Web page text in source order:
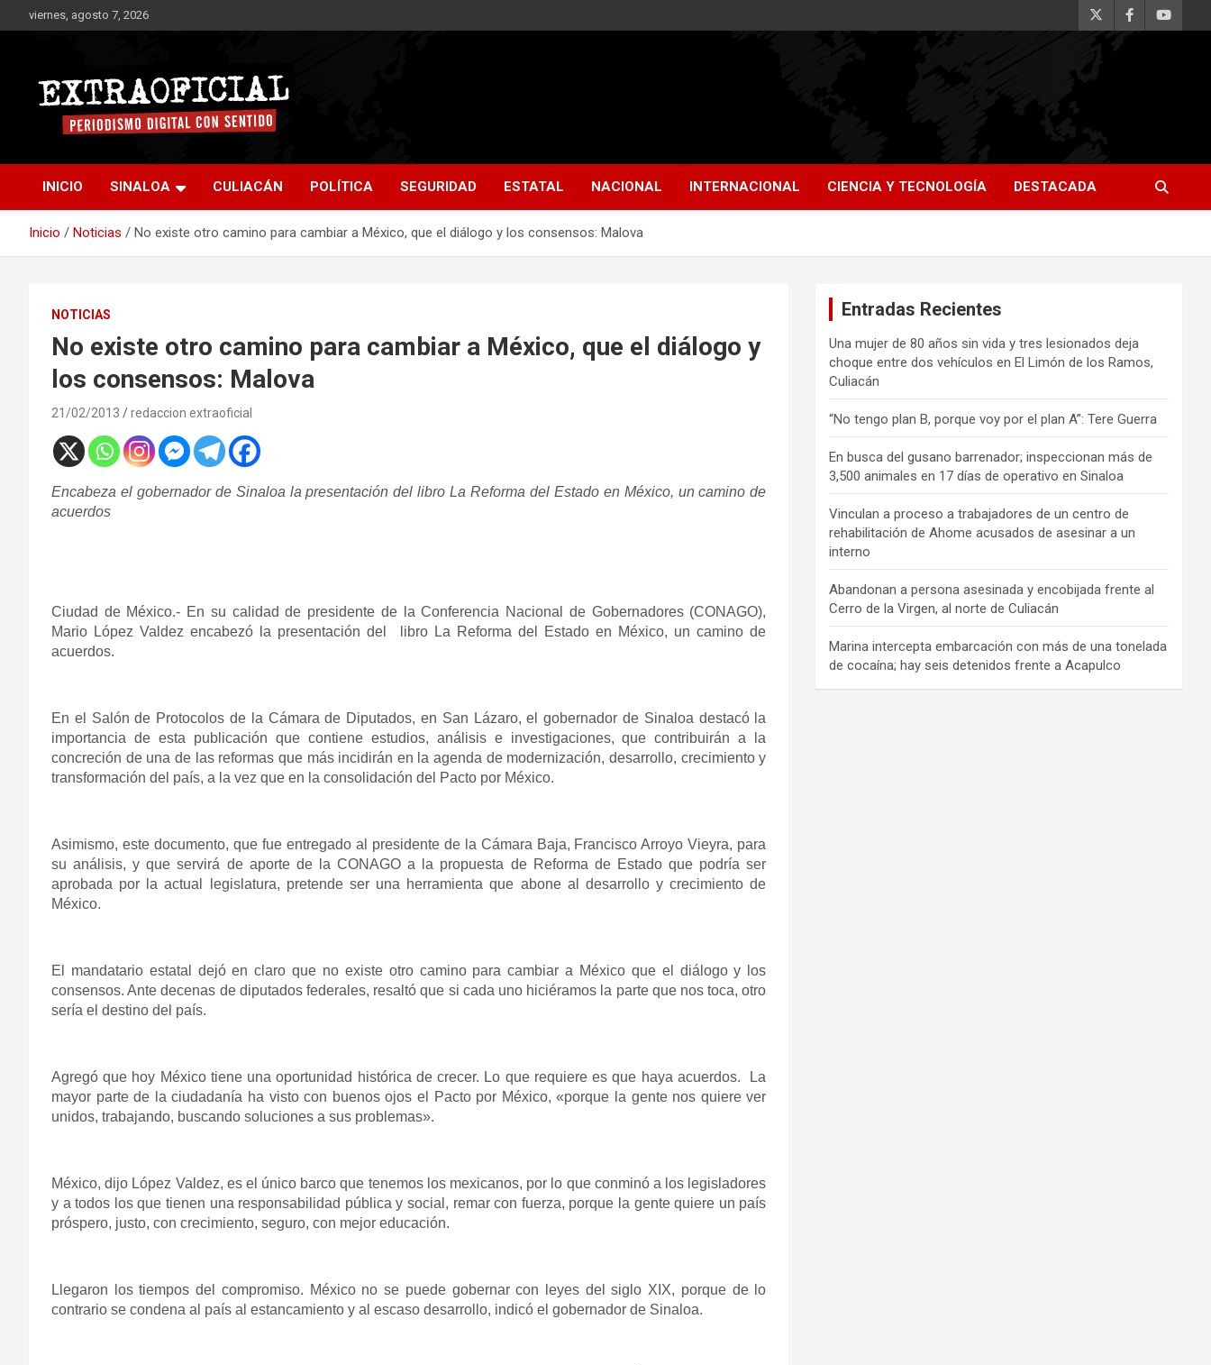
al
viernes, agosto 7, 2026
Extraoficial
INICIO SINALOA CULIACÁN POLÍTICA SEGURIDAD ESTATAL NACIONAL INTERNACIONAL CIENCIA Y TECNOLOGÍA DESTACADA
Inicio Noticias No existe otro camino para cambiar a México, que el diálogo y los consensos: Malova
NOTICIAS
No existe otro camino para cambiar a México, que el diálogo y
los consensos: Malova
21/02/2013 redaccion extraoficial
Encabeza el gobernador de Sinaloa la presentación del libro La Reforma del Estado en México, un camino de
acuerdos
Ciudad de México.- En su calidad de presidente de la Conferencia Nacional de Gobernadores (CONAGO),
Mario López Valdez encabezó la presentación del libro La Reforma del Estado en México, un camino de
acuerdos.
En el Salón de Protocolos de la Cámara de Diputados, en San Lázaro, el gobernador de Sinaloa destacó la
importancia de esta publicación que contiene estudios, análisis e investigaciones, que contribuirán a la
concreción de una de las reformas que más incidirán en la agenda de modernización, desarrollo, crecimiento y
transformación del país, a la vez que en la consolidación del Pacto por México.
Asimismo, este documento, que fue entregado al presidente de la Cámara Baja, Francisco Arroyo Vieyra, para
su análisis, y que servirá de aporte de la CONAGO a la propuesta de Reforma de Estado que podría ser
aprobada por la actual legislatura, pretende ser una herramienta que abone al desarrollo y crecimiento de
México.
El mandatario estatal dejó en claro que no existe otro camino para cambiar a México que el diálogo y los
consensos. Ante decenas de diputados federales, resaltó que si cada uno hiciéramos la parte que nos toca, otro
sería el destino del país.
Agregó que hoy México tiene una oportunidad histórica de crecer. Lo que requiere es que haya acuerdos. La
mayor parte de la ciudadanía ha visto con buenos ojos el Pacto por México, «porque la gente nos quiere ver
unidos, trabajando, buscando soluciones a sus problemas».
México, dijo López Valdez, es el único barco que tenemos los mexicanos, por lo que conminó a los legisladores
y a todos los que tienen una responsabilidad pública y social, remar con fuerza, porque la gente quiere un país
próspero, justo, con crecimiento, seguro, con mejor educación.
Llegaron los tiempos del compromiso. México no se puede gobernar con leyes del siglo XIX, porque de lo
contrario se condena al país al estancamiento y al escaso desarrollo, indicó el gobernador de Sinaloa.
Entradas Recientes
Una mujer de 80 años sin vida y tres lesionados deja
choque entre dos vehículos en El Limón de los Ramos,
Culiacán
“No tengo plan B, porque voy por el plan A”: Tere Guerra
En busca del gusano barrenador; inspeccionan más de
3,500 animales en 17 días de operativo en Sinaloa
Vinculan a proceso a trabajadores de un centro de
rehabilitación de Ahome acusados de asesinar a un
interno
Abandonan a persona asesinada y encobijada frente al
Cerro de la Virgen, al norte de Culiacán
Marina intercepta embarcación con más de una tonelada
de cocaína; hay seis detenidos frente a Acapulco